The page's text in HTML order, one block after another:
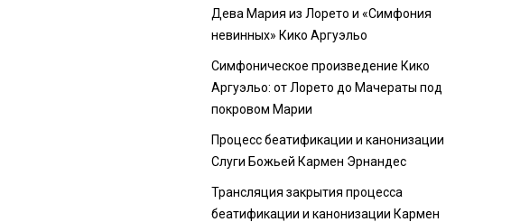
Дева Мария из Лорето и «Симфония
невинных» Кико Аргуэльо
Симфоническое произведение Кико
Аргуэльо: от Лорето до Мачераты под
покровом Марии
Процесс беатификации и канонизации
Слуги Божьей Кармен Эрнандес
Трансляция закрытия процесса
беатификации и канонизации Кармен